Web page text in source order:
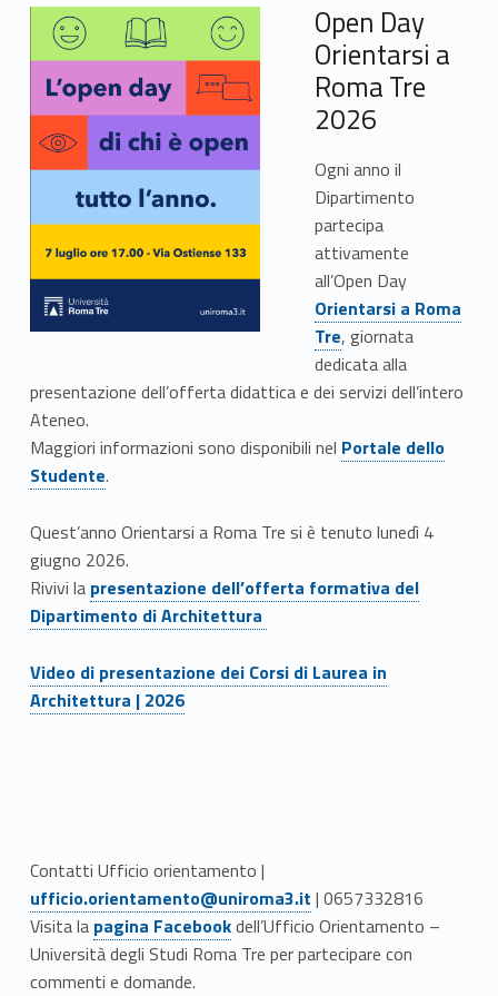
Open Day
Orientarsi a
Roma Tre
2026
Ogni anno il
Dipartimento
partecipa
attivamente
all’Open Day
Orientarsi a Roma
Tre, giornata
dedicata alla
presentazione dell’offerta didattica e dei servizi dell’intero
Ateneo.
Maggiori informazioni sono disponibili nel Link identifier #identifier__14744-3
Link identifier #identifier__165277-10
Portale dello
Studente.
Quest’anno Orientarsi a Roma Tre si è tenuto lunedì 4
giugno 2026.
Rivivi la presentazione dell’offerta formativa del
Dipartimento di Architettura
Link identifier #identifier__154894-12
Video di presentazione dei Corsi di Laurea in
Architettura | 2026
Contatti Ufficio orientamento |
ufficio.orientamento@uniroma3.it | 0657332816
Visita laLink identifier #identifier__2002-14
pagina Facebookdell’Ufficio Orientamento –
Università degli Studi Roma Tre per partecipare con
commenti e domande.